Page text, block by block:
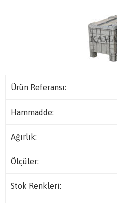
Ürün Referansı:
Hammadde:
Ağırlık:
Ölçüler:
Stok Renkleri: